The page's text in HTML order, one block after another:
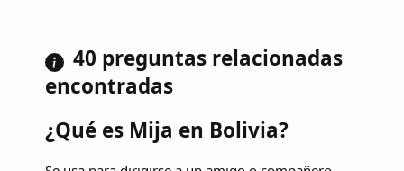
40 preguntas relacionadas
encontradas
¿Qué es Mija en Bolivia?